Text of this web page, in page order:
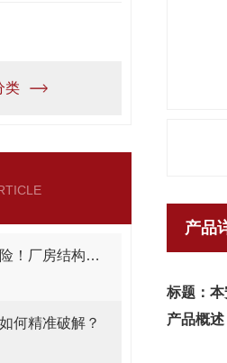
类
攻克地震山区地质风险！厂房结构在线安全监测解决方案应用。
何精准破解？
产品
标题：
产品概述